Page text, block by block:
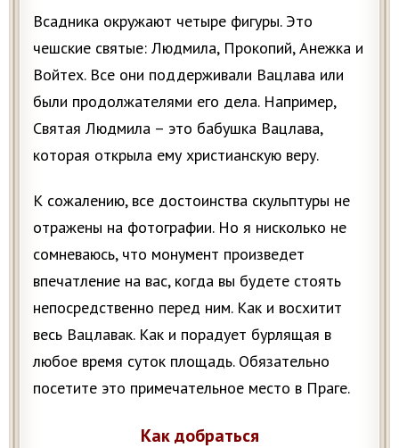
Всадника окружают четыре фигуры. Это
чешские святые: Людмила, Прокопий, Анежка и
Войтех. Все они поддерживали Вацлава или
были продолжателями его дела. Например,
Святая Людмила – это бабушка Вацлава,
которая открыла ему христианскую веру.
К сожалению, все достоинства скульптуры не
отражены на фотографии. Но я нисколько не
сомневаюсь, что монумент произведет
впечатление на вас, когда вы будете стоять
непосредственно перед ним. Как и восхитит
весь Вацлавак. Как и порадует бурлящая в
любое время суток площадь. Обязательно
посетите это примечательное место в Праге.
Как добраться